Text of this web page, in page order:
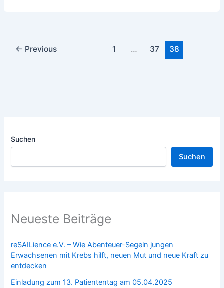
← Previous 1 … 37 38
Suchen
Suchen
Neueste Beiträge
reSAILience e.V. – Wie Abenteuer-Segeln jungen
Erwachsenen mit Krebs hilft, neuen Mut und neue Kraft zu
entdecken
Einladung zum 13. Patiententag am 05.04.2025